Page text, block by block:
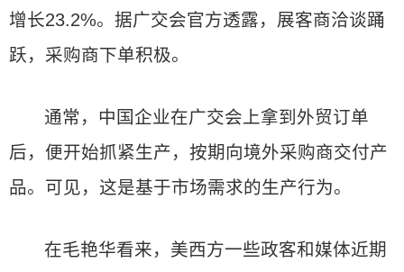
增长23.2%。据广交会官方透露，展客商洽谈踊
跃，采购商下单积极。
通常，中国企业在广交会上拿到外贸订单
后，便开始抓紧生产，按期向境外采购商交付产
品。可见，这是基于市场需求的生产行为。
在毛艳华看来，美西方一些政客和媒体近期